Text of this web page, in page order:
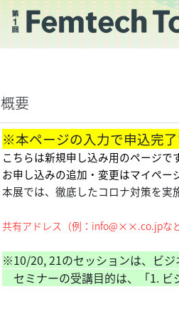
概要
※本ページの入力で申込完
こちらは新規申し込み用のページで
お申し込みの追加・変更はマイペー
本展では、徹底したコロナ対策を実
共有アドレス（例：info@××.co.jpな
※10/20, 21のセッションは、ビ
セミナーの受講目的は、「1. ビ